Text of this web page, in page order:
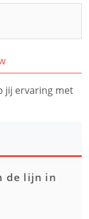
jij ervaring met
de lijn in